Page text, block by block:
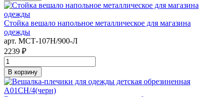
Стойка вешало напольное металлическое для магазина
одежды
арт. MСТ-107Н/900-Л
2239 ₽
В корзину